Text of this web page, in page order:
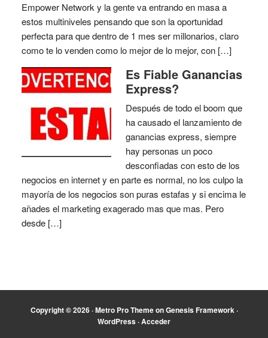
Empower Network y la gente va entrando en masa a
estos multiniveles pensando que son la oportunidad
perfecta para que dentro de 1 mes ser millonarios, claro
como te lo venden como lo mejor de lo mejor, con […]
Es Fiable Ganancias
Express?
Después de todo el boom que
ha causado el lanzamiento de
ganancias express, siempre
hay personas un poco
desconfiadas con esto de los
negocios en internet y en parte es normal, no los culpo la
mayoría de los negocios son puras estafas y si encima le
añades el marketing exagerado mas que mas. Pero
desde […]
Copyright © 2026 ·Metro Pro ThemeonGenesis Framework·
WordPress ·Acceder